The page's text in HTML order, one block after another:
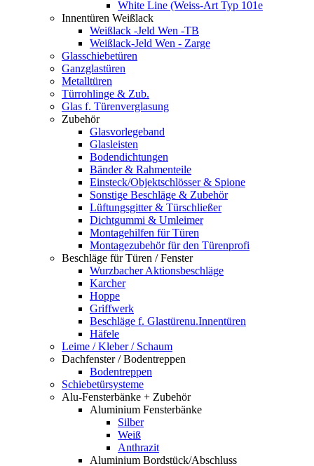
White Line (Weiss-Art Typ 101e
Innentüren Weißlack
Weißlack -Jeld Wen -TB
Weißlack-Jeld Wen - Zarge
Glasschiebetüren
Ganzglastüren
Metalltüren
Türrohlinge & Zub.
Glas f. Türenverglasung
Zubehör
Glasvorlegeband
Glasleisten
Bodendichtungen
Bänder & Rahmenteile
Einsteck/Objektschlösser & Spione
Sonstige Beschläge & Zubehör
Lüftungsgitter & Türschließer
Dichtgummi & Umleimer
Montagehilfen für Türen
Montagezubehör für den Türenprofi
Beschläge für Türen / Fenster
Wurzbacher Aktionsbeschläge
Karcher
Hoppe
Griffwerk
Beschläge f. Glastürenu.Innentüren
Häfele
Leime / Kleber / Schaum
Dachfenster / Bodentreppen
Bodentreppen
Schiebetürsysteme
Alu-Fensterbänke + Zubehör
Aluminium Fensterbänke
Silber
Weiß
Anthrazit
Aluminium Bordstück/Abschluss